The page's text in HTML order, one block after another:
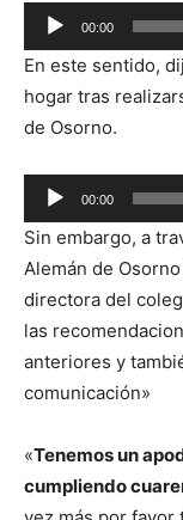
Reproductor
de
audio
00:00
En este sentido,
hogar tras
de Osorno.
Reproductor
de
audio
00:00
Sin embargo, a
Alemán de
directora del
las
anteriores y
comunicación»
«Tenemos un
cumpliendo